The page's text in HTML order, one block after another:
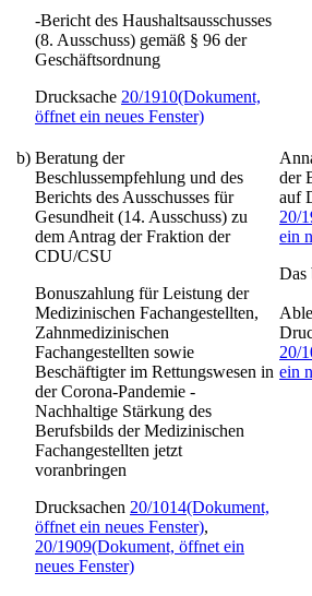
-Bericht des Haushaltsausschusses
(8. Ausschuss) gemäß § 96 der
Geschäftsordnung
Drucksache 20/1910(Dokument,
öffnet ein neues Fenster)
b) Beratung der
Beschlussempfehlung und des
Berichts des Ausschusses für
Gesundheit (14. Ausschuss) zu
dem Antrag der Fraktion der
CDU/CSU
Bonuszahlung für Leistung der
Medizinischen Fachangestellten,
Zahnmedizinischen
Fachangestellten sowie
Beschäftigter im Rettungswesen in
der Corona-Pandemie -
Nachhaltige Stärkung des
Berufsbilds der Medizinischen
Fachangestellten jetzt
voranbringen
Drucksachen 20/1014(Dokument,
öffnet ein neues Fenster),
20/1909(Dokument, öffnet ein
neues Fenster)
der
auf
20/
ein
Das
20/
ein